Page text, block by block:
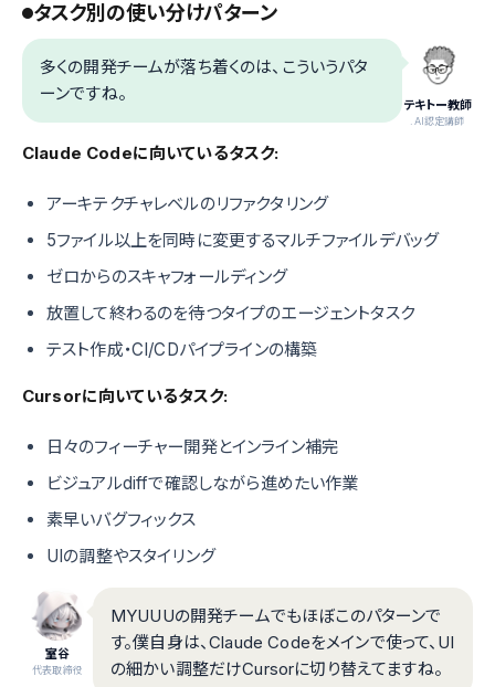
タスク別の使い分けパターン
テキトー教師
.AI認定講師
多くの開発チームが落ち着くのは、こういうパタ
ーンですね。
Claude Codeに向いているタスク:
アーキテクチャレベルのリファクタリング
5ファイル以上を同時に変更するマルチファイルデバッグ
ゼロからのスキャフォールディング
放置して終わるのを待つタイプのエージェントタスク
テスト作成・CI/CDパイプラインの構築
Cursorに向いているタスク:
日々のフィーチャー開発とインライン補完
ビジュアルdiffで確認しながら進めたい作業
素早いバグフィックス
UIの調整やスタイリング
室谷
代表取締役
MYUUUの開発チームでもほぼこのパターンで
す。僕自身は、Claude Codeをメインで使って、UI
の細かい調整だけCursorに切り替えてますね。